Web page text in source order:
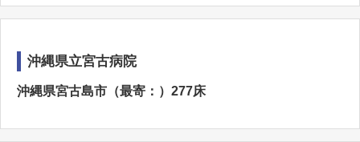
沖縄県立宮古病院
沖縄県宮古島市（最寄：）277床